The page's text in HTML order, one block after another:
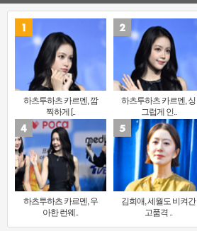
하츠투하츠 카르멘, 깜
찍하게 [..
하츠투하츠 카르멘, 싱
그럽게 인..
하츠투하츠 카르멘, 우
아한 런웨..
김희애, 세월도 비켜간
고품격 ..